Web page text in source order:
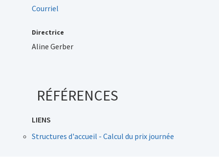
Courriel
Directrice
Aline Gerber
RÉFÉRENCES
LIENS
Structures d'accueil - Calcul du prix journée